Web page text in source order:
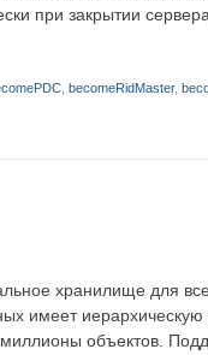
при закрытии
becomeRidMaster,
хранилище для
имеет иерархическую
объектов.